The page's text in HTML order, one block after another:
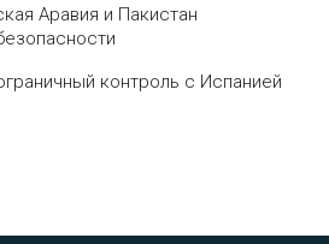
Аравия и Пакистан
контроль с Испанией